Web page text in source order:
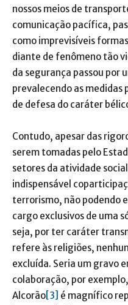
nossos meios de
comunicação pacífica,
como imprevisíveis
diante de fenômeno tão
da segurança passou por
prevalecendo as medidas
de defesa do caráter
Contudo, apesar das
serem tomadas pelo
setores da atividade
indispensável
terrorismo, não podendo
cargo exclusivos de uma
seja, por ter caráter
refere às religiões,
excluída. Seria um gravo
colaboração, por
Alcorão [3] é magnífico